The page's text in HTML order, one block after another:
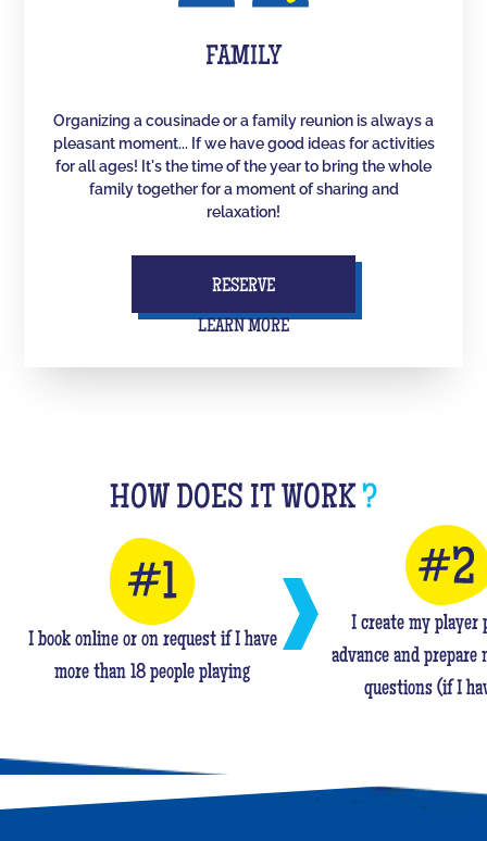
FAMILY
Organizing a cousinade or a family reunion is always a
pleasant moment... If we have good ideas for activities
for all ages! It's the time of the year to bring the whole
family together for a moment of sharing and
relaxation!
RESERVE
LEARN MORE
HOW DOES IT WORK ?
I book online or on request if I have
more than 18 people playing
I create my player
advance and prepare
questions (if I